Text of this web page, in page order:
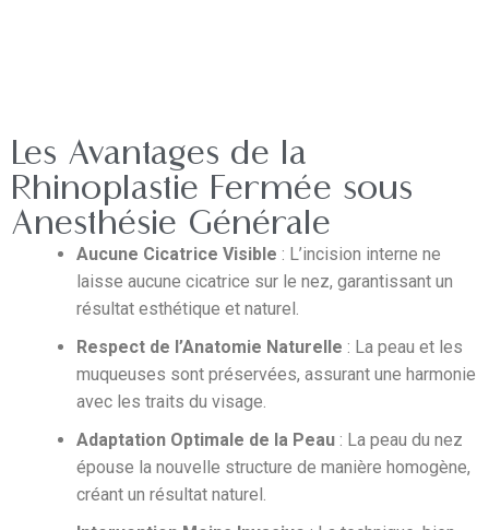
Les Avantages de la
Rhinoplastie Fermée sous
Anesthésie Générale
Aucune Cicatrice Visible : L’incision interne ne
laisse aucune cicatrice sur le nez, garantissant un
résultat esthétique et naturel.
Respect de l’Anatomie Naturelle : La peau et les
muqueuses sont préservées, assurant une harmonie
avec les traits du visage.
Adaptation Optimale de la Peau : La peau du nez
épouse la nouvelle structure de manière homogène,
créant un résultat naturel.